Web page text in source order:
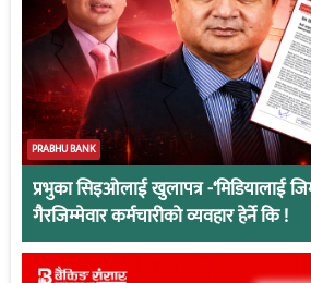
PRABHU BANK
प्रभुका सिइओलाई खुलापत्र -‘मिडियालाई
गैरजिम्मेवार कर्मचारीको व्यवहार हेर्ने कि !